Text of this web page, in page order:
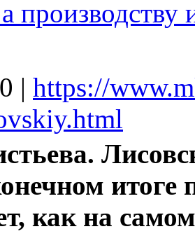
производству
| https://
итоге
как на